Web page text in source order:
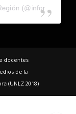
docentes
de la
(UNLZ 2018)